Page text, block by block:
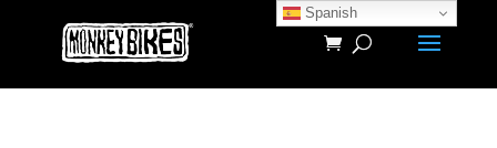
Búsqueda
productos
Spanish